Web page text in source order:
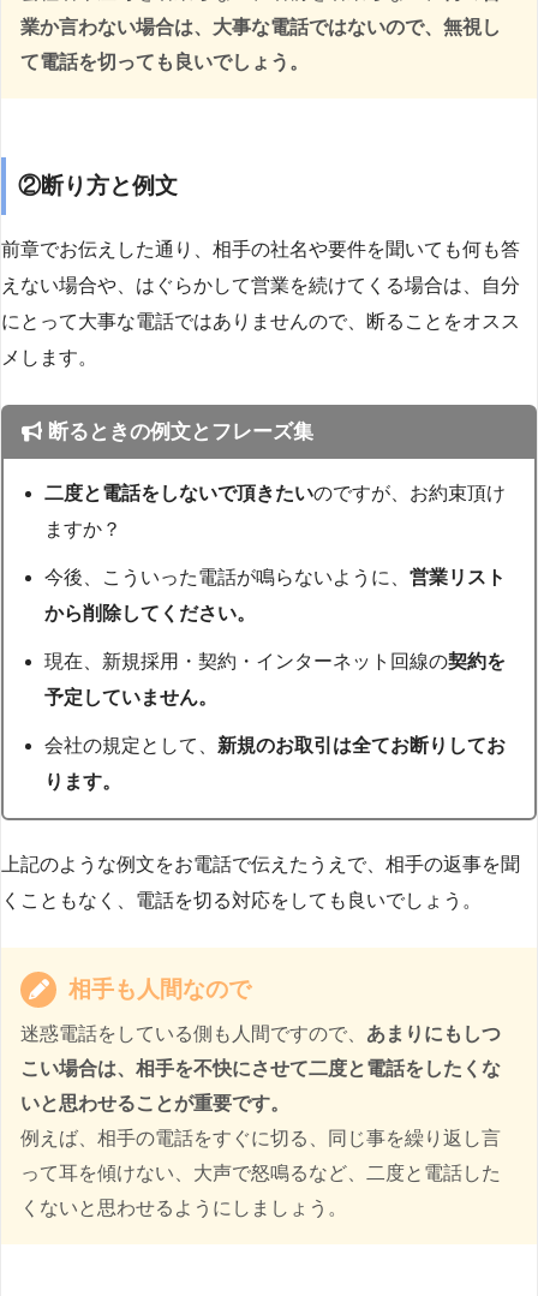
業か言わない場合は、大事な電話ではないので、無視し
て電話を切っても良いでしょう。
②断り方と例文
前章でお伝えした通り、相手の社名や要件を聞いても何も答
えない場合や、はぐらかして営業を続けてくる場合は、自分
にとって大事な電話ではありませんので、断ることをオスス
メします。
断るときの例文とフレーズ集
二度と電話をしないで頂きたいのですが、お約束頂け
ますか？
今後、こういった電話が鳴らないように、営業リスト
から削除してください。
現在、新規採用・契約・インターネット回線の契約を
予定していません。
会社の規定として、 新規のお取引は全てお断りしてお
ります。
上記のような例文をお電話で伝えたうえで、相手の返事を聞
くこともなく、電話を切る対応をしても良いでしょう。
相手も人間なので
迷惑電話をしている側も人間ですので、 あまりにもしつ
こい場合は、相手を不快にさせて二度と電話をしたくな
いと思わせることが重要です。
例えば、相手の電話をすぐに切る、同じ事を繰り返し言
って耳を傾けない、大声で怒鳴るなど、二度と電話した
くないと思わせるようにしましょう。